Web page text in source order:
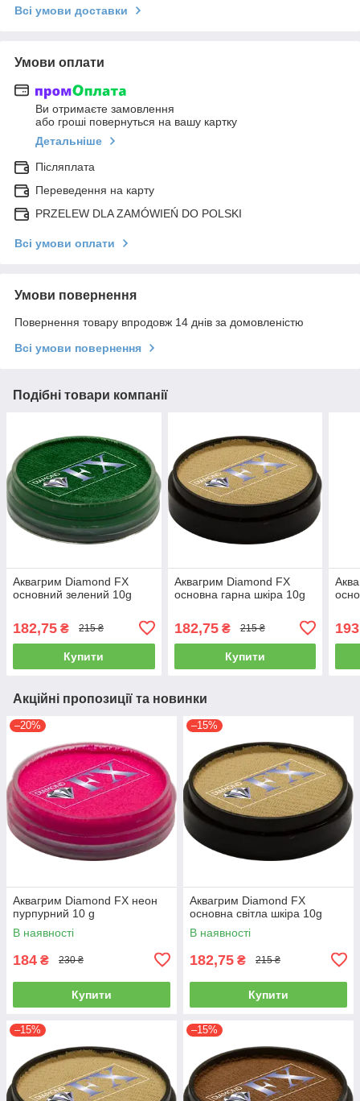
Всі умови доставки
Умови оплати
Ви отримаєте замовлення
або гроші повернуться на вашу картку
Детальніше
Післяплата
Переведення на карту
PRZELEW DLA ZAMÓWIEŃ DO POLSKI
Всі умови оплати
Умови повернення
Повернення товару впродовж 14 днів за домовленістю
Всі умови повернення
Подібні товари компанії
Аквагрим Diamond FX
основний зелений 10g
182,75 ₴ 215 ₴
Купити
Аквагрим Diamond FX
основна гарна шкіра 10g
182,75₴ 215 ₴
Купити
Акційні пропозиції та новинки
–20%
Аквагрим Diamond FX неон
пурпурний 10 g
В наявності
184 ₴ 230 ₴
Купити
–15%
Аквагрим Diamond FX
основна світла шкіра 10g
В наявності
182,75 ₴ 215 ₴
Купити
–15% –15%